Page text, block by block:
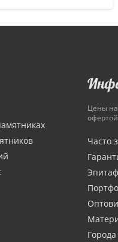
Цены на
Часто
Города